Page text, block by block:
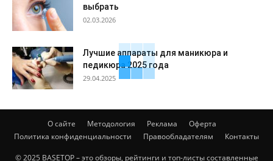
выбрать
02.03.2026
Лучшие аппараты для маникюра и
педикюра 2025 года
29.04.2025
О сайте Методология Реклама
Оферта
Политика конфиденциальности
Правообладателям Контакты
© 2025 BASETOP – это обзоры, рейтинги и топ-листы составленные